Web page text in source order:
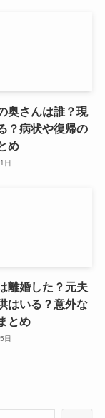
奥さんは誰？現
？病状や復帰の
め
日
離婚した？元夫
はいる？意外な
とめ
日